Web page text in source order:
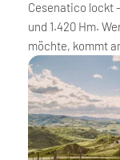
Cesenatico lockt
und 1.420 Hm.
möchte, kommt